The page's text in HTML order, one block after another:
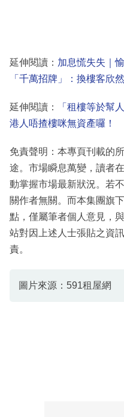
延伸閱讀： 加息慌失失｜
「千萬招牌」：換樓客欣
延伸閱讀：
「租樓等於幫
港人唔揸樓咪無資產囉！
免責聲明：本專頁刊載的
途。市場瞬息萬變，讀者
動掌握市場最新狀況。若
關作者無關。而本集團旗
點，僅屬筆者個人意見，
站對因上述人士張貼之資
責。
圖片來源：591租屋網